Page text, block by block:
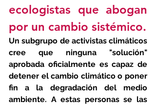
ecologistas que abogan
por un cambio sistémico.
Un subgrupo de activistas climáticos
cree que ninguna "solución"
aprobada oficialmente es capaz de
detener el cambio climático o poner
fin a la degradación del medio
ambiente. A estas personas se las